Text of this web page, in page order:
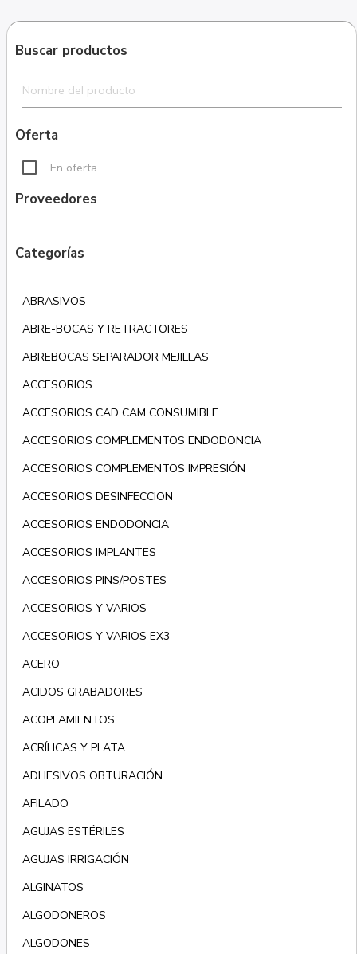
Buscar productos
Oferta
En oferta
Proveedores
Categorías
ABRASIVOS
ABRE-BOCAS Y RETRACTORES
ABREBOCAS SEPARADOR MEJILLAS
ACCESORIOS
ACCESORIOS CAD CAM CONSUMIBLE
ACCESORIOS COMPLEMENTOS ENDODONCIA
ACCESORIOS COMPLEMENTOS IMPRESIÓN
ACCESORIOS DESINFECCION
ACCESORIOS ENDODONCIA
ACCESORIOS IMPLANTES
ACCESORIOS PINS/POSTES
ACCESORIOS Y VARIOS
ACCESORIOS Y VARIOS EX3
ACERO
ACIDOS GRABADORES
ACOPLAMIENTOS
ACRÍLICAS Y PLATA
ADHESIVOS OBTURACIÓN
AFILADO
AGUJAS ESTÉRILES
AGUJAS IRRIGACIÓN
ALGINATOS
ALGODONEROS
ALGODONES